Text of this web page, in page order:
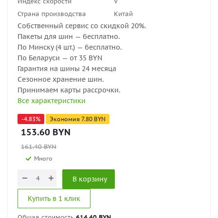
Страна производства
Китай
Собственный сервис со скидкой 20%.
Пакеты для шин — бесплатно.
По Минску (4 шт.) — бесплатно.
По Беларуси — от 35 BYN
Гарантия на шины 24 месяца
Сезонное хранение шин.
Принимаем карты рассрочки.
Все характеристики
-4.83% Экономия 7.80 BYN
153.60 BYN
161.40BYN
Много
В корзину
Купить в 1 клик